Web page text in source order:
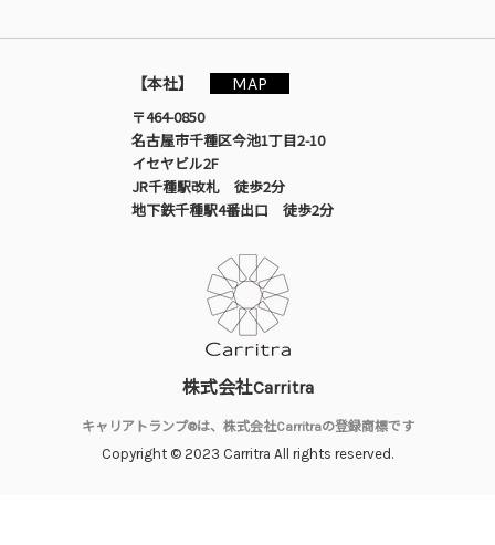
【本社】
MAP
〒464-0850
名古屋市千種区今池1丁目2-10
イセヤビル2F
JR千種駅改札 徒歩2分
地下鉄千種駅4番出口 徒歩2分
株式会社Carritra
キャリアトランプ®は、株式会社Carritraの登録商標です
Copyright © 2023 Carritra All rights reserved.